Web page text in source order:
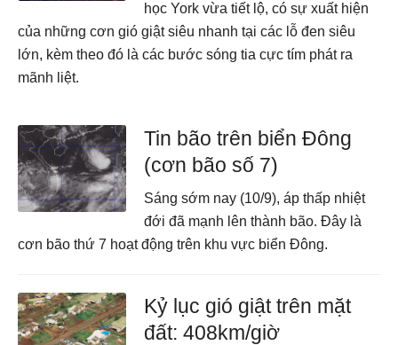
học York vừa tiết lộ, có sự xuất hiện
của những cơn gió giật siêu nhanh tại các lỗ đen siêu
lớn, kèm theo đó là các bước sóng tia cực tím phát ra
mãnh liệt.
Tin bão trên biển Đông
(cơn bão số 7)
Sáng sớm nay (10/9), áp thấp nhiệt
đới đã mạnh lên thành bão. Đây là
cơn bão thứ 7 hoạt động trên khu vực biển Đông.
Kỷ lục gió giật trên mặt
đất: 408km/giờ